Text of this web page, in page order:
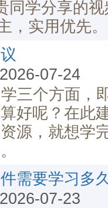
同学分享的
，实用优先。
2026-07-24
三个方面，
好呢？在此
源，就想学
需要学习多
2026-07-23